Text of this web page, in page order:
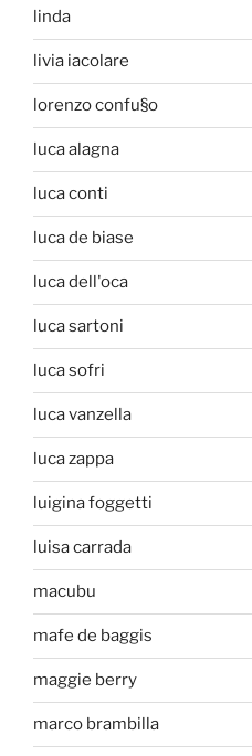
linda
livia iacolare
lorenzo confu§o
luca alagna
luca conti
luca de biase
luca dell'oca
luca sartoni
luca sofri
luca vanzella
luca zappa
luigina foggetti
luisa carrada
macubu
mafe de baggis
maggie berry
marco brambilla